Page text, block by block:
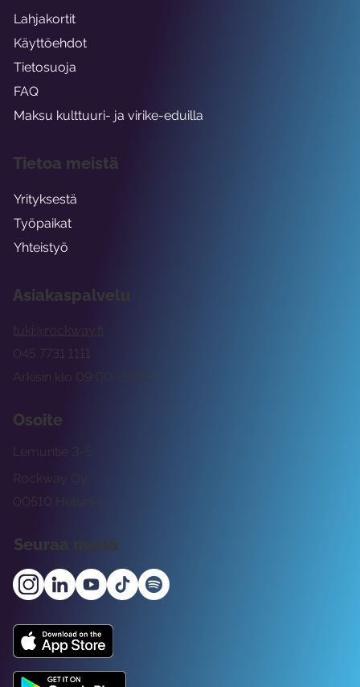
Asiakaspalvelu
tuki@rockway.fi
Arkisin klo 09:00 -15:00
045 7731 1111
Osoite
Rockway Oy
Lemuntie 3-5
00510 Helsinki
Seuraa meitä
Lahjakortit
Käyttöehdot
Tietosuoja
FAQ
Maksu kulttuuri- ja virike-eduilla
Tietoa meistä
Yrityksestä
Työpaikat
Yhteistyö